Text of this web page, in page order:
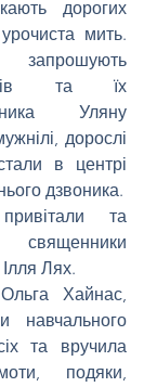
дорогих
мить.
та їх
Уляну
дорослі
в центрі
дзвоника.
та
священники
Лях.
Хайнас,
навчального
та вручила
подяки,